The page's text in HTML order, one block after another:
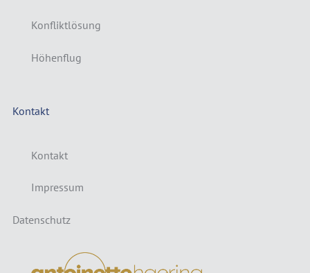
Konfliktlösung
Höhenflug
Kontakt
Kontakt
Impressum
Datenschutz